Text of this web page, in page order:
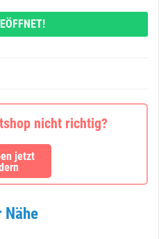
nicht richtig?
jetzt
Nähe